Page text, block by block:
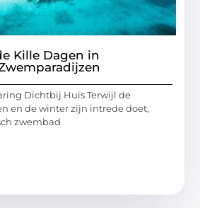
Kille Dagen in
Dichtbij Huis Terwijl de
en de winter zijn intrede doet,
zwembad